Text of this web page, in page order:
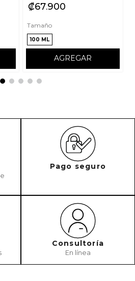
₡67900
Tamaño
100 ML
AGREGAR
Pago seguro
Consultoría
En línea